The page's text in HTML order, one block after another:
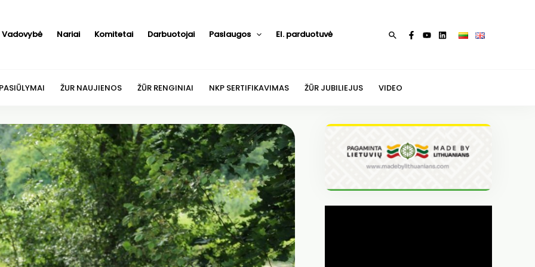
Vadovybė Nariai Komitetai Darbuotojai Paslaugos El. parduotuvė Paieška
ŽUR NAUJIENOS ŽŪR RENGINIAI NKP SERTIFIKAVIMAS ŽŪR JUBILIEJUS VIDEO